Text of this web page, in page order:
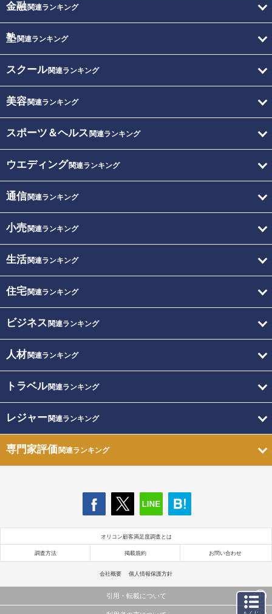
金融関連ランキング
塾関連ランキング
スクール関連ランキング
美容関連ランキング
スポーツ＆ヘルス 関連ランキング
ウエディング関連ランキング
通信関連ランキング
小売関連ランキング
生活関連ランキング
住宅関連ランキング
ビジネス 関連ランキング
人材関連ランキング
トラベル関連ランキング
レジャー関連ランキング
専門家評価関連ランキング
オリコン顧客満足度調査とは
調査方法 掲載規約 お問い合わせ
会社概要 個人情報保護方針
引用・転載について